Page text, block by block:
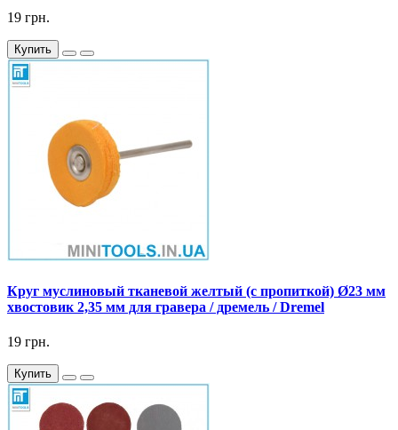
19 грн.
Купить
Круг муслиновый тканевой желтый (с пропиткой) Ø23 мм
хвостовик 2,35 мм для гравера / дремель / Dremel
19 грн.
Купить